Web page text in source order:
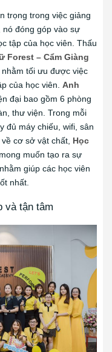
trọng trong việc giảng
đóng góp vào sự
tập của học viên. Thấu
Forest – Cẩm Giàng
tối ưu được việc
của học viên. Anh
đại bao gồm 6 phòng
thư viện. Trong mỗi
đủ máy chiếu, wifi, sân
cơ sở vật chất, Học
mong muốn tạo ra sự
giúp các học viên
nhất.
và tận tâm